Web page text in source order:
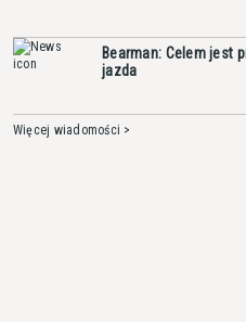
Bearman: Celem jest
jazda
Więcej wiadomości >